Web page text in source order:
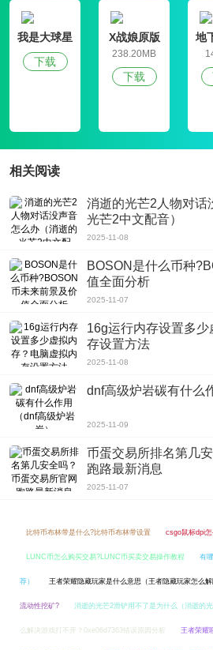
我是大球星
下载
X战娘原版
238.20MB
下载
地
相关阅读
消逝的光芒2人物对话
光芒2中文配音）
2025-11-08
BOSON是什么币种
值全面分析
2025-11-07
16g运行内存设置多
存设置方法
2025-11-08
dnf高级炉岩碳有什么
2025-11-09
币蛋交易所排名第几
跑路最新消息
2025-11-07
比特币布林带是什么?比特币布林带设置 csgo鼠标dpi怎
LUNC币怎么购买交易?LUNC币买卖交易操作教程 有
荐） 王者荣耀隐藏玩家是什么意思（王者隐藏玩家怎么解
流动性挖矿? 消逝的光芒2滑铲用不了是为什么（消逝的光
么解决游戏打不开？0xe06d7363错误原因分析 王者荣耀